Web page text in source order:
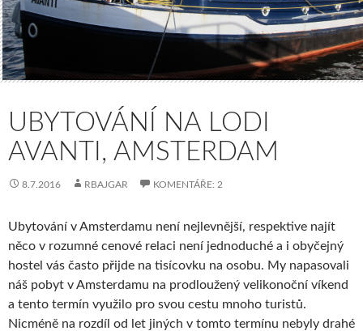
UBYTOVÁNÍ NA LODI
AVANTI, AMSTERDAM
8.7.2016 RBAJGAR KOMENTÁŘE: 2
Ubytování v Amsterdamu není nejlevnější, respektive najít
něco v rozumné cenové relaci není jednoduché a i obyčejný
hostel vás často přijde na tisícovku na osobu. My napasovali
náš pobyt v Amsterdamu na prodloužený velikonoční víkend
a tento termín využilo pro svou cestu mnoho turistů.
Nicméně na rozdíl od let jiných v tomto termínu nebyly drahé